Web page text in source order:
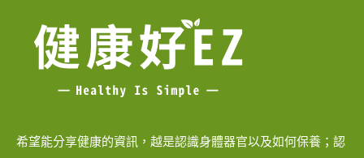
希望能分享健康的資訊，越是認識身體器官以及如何保養；認